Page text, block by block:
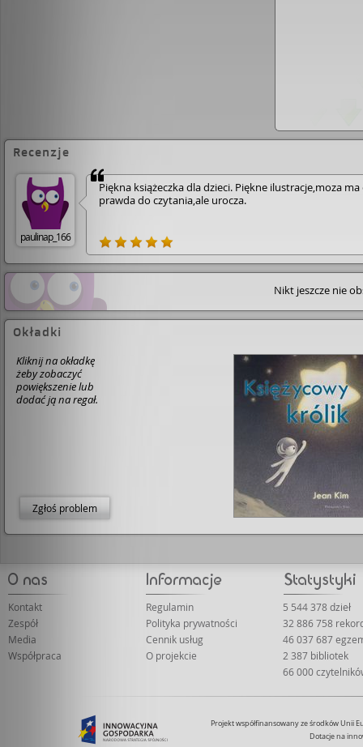
Recenzje
paulinap_166
Piękna książeczka dla dzieci. Piękne ilustracje,moza ma
prawda do czytania,ale urocza.
Nikt jeszcze nie
Okładki
Kliknij na okładkę
żeby zobaczyć
powiększenie lub
dodać ją na regał.
Zgłoś problem
Kontakt
Zespół
Media
Współpraca
Regulamin
Polityka prywatności
Cennik usług
O projekcie
5 544 378 dzieł
32 886 758
46 037 687
2 387 bibliotek
66 000
Projekt współfinansowany ze środków Unii
Dotacje na